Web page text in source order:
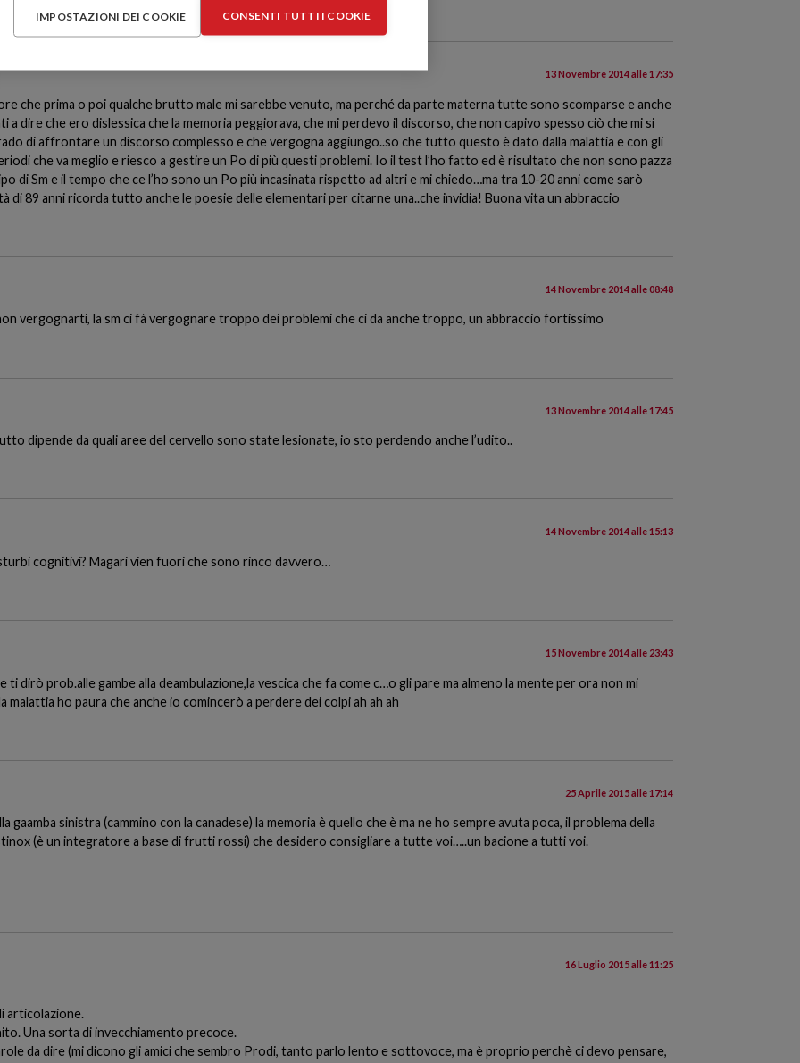
13 Novembre 2014 alle 17:35
che prima o poi qualche brutto male mi sarebbe venuto, ma perché da parte materna tutte sono scomparse e anche
dire che ero dislessica che la memoria peggiorava, che mi perdevo il discorso, che non capivo spesso ciò che mi si
di affrontare un discorso complesso e che vergogna aggiungo..so che tutto questo è dato dalla malattia e con gli
che va meglio e riesco a gestire un Po di più questi problemi. Io il test l’ho fatto ed è risultato che non sono pazza
di Sm e il tempo che ce l’ho sono un Po più incasinata rispetto ad altri e mi chiedo…ma tra 10-20 anni come sarò
di 89 anni ricorda tutto anche le poesie delle elementari per citarne una..che invidia! Buona vita un abbraccio
14 Novembre 2014 alle 08:48
vergognarti, la sm ci fà vergognare troppo dei problemi che ci da anche troppo, un abbraccio fortissimo
13 Novembre 2014 alle 17:45
dipende da quali aree del cervello sono state lesionate, io sto perdendo anche l’udito..
14 Novembre 2014 alle 15:13
cognitivi? Magari vien fuori che sono rinco davvero…
15 Novembre 2014 alle 23:43
ti dirò prob.alle gambe alla deambulazione,la vescica che fa come c…o gli pare ma almeno la mente per ora non mi
malattia ho paura che anche io comincerò a perdere dei colpi ah ah ah
25 Aprile 2015 alle 17:14
gaamba sinistra (cammino con la canadese) la memoria è quello che è ma ne ho sempre avuta poca, il problema della
(è un integratore a base di frutti rossi) che desidero consigliare a tutte voi…..un bacione a tutti voi.
16 Luglio 2015 alle 11:25
articolazione.
Una sorta di invecchiamento precoce.
da dire (mi dicono gli amici che sembro Prodi, tanto parlo lento e sottovoce, ma è proprio perchè ci devo pensare,
IMPOSTAZIONI DEI COOKIE CONSENTI TUTTI I COOKIE